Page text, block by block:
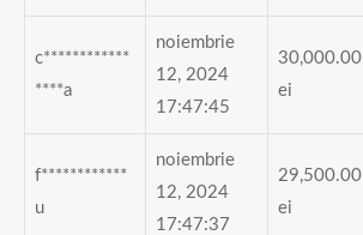
c************
****a
noiembrie
12, 2024
17:47:45
30,000.00
ei
f************
u
noiembrie
12, 2024
17:47:37
29,500.00
ei